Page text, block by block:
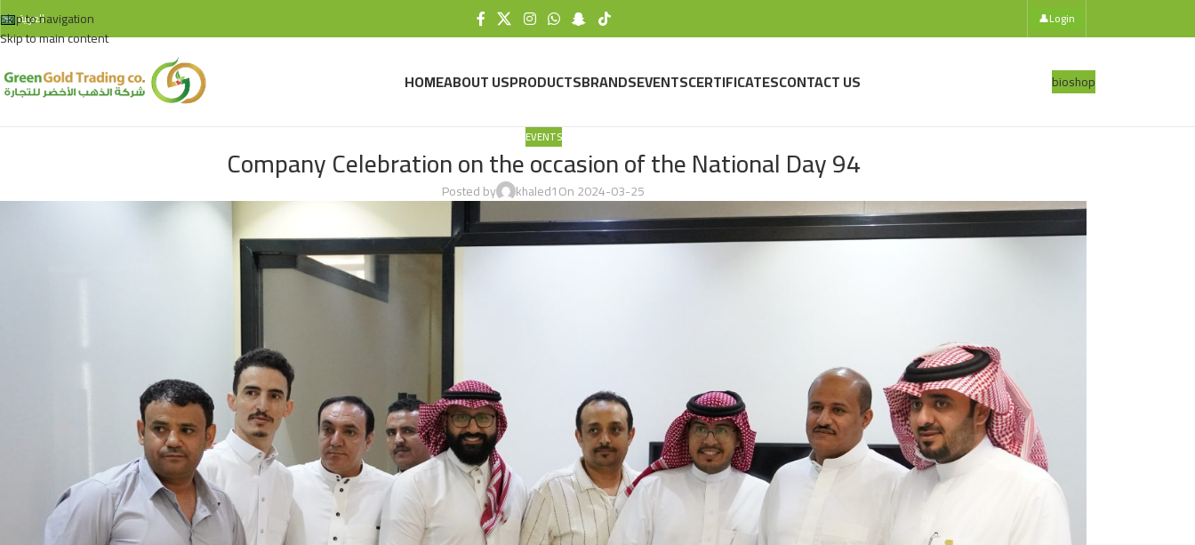
Skip to navigation
Skip to main content
العربية 👤Login
HOMEABOUT USPRODUCTSBRANDSEVENTSCERTIFICATESCONTACT US bioshop
EVENTS
Company Celebration on the occasion of the National Day 94
Posted by khaled1On 2024-03-25